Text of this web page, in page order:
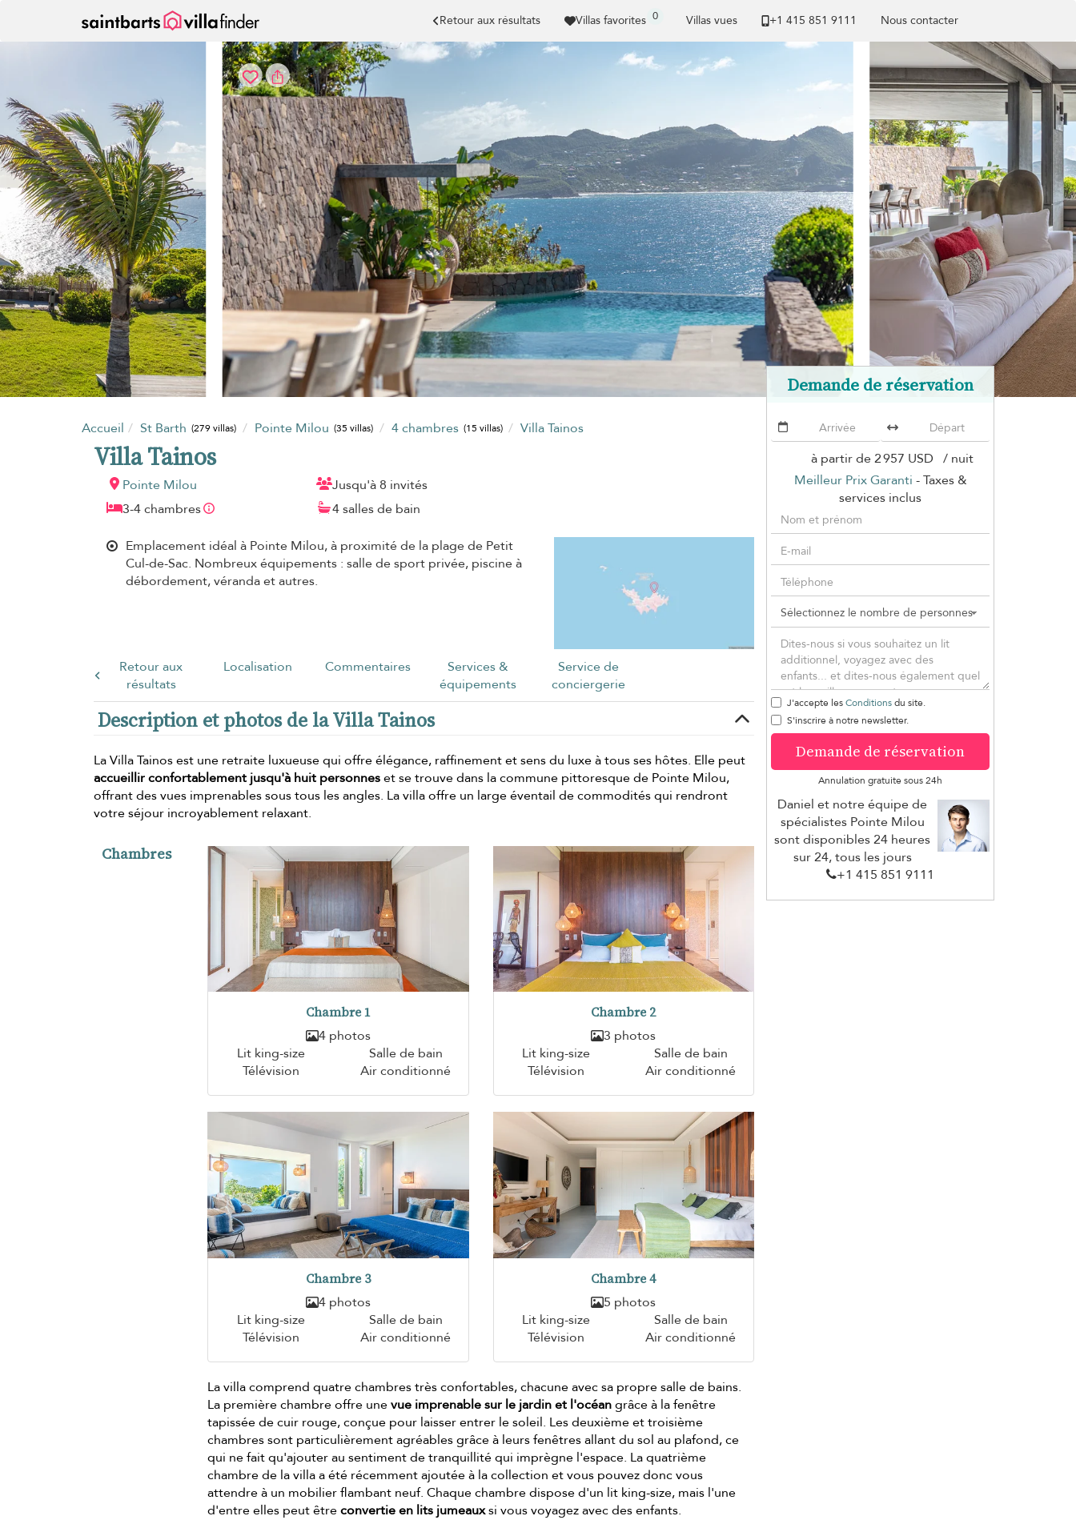
Retour aux résultats Villas favorites 0 Villas vues +1 ​415 851 9111 Nous contacter
Accueil St Barth (279 villas) Pointe Milou (35 villas) 4 chambres (15 villas) Villa Tainos
Villa Tainos
Pointe Milou
Jusqu'à 8 invités
3-4 chambres
4 salles de bain
Emplacement idéal à Pointe Milou, à proximité de la plage de Petit
Cul-de-Sac. Nombreux équipements : salle de sport privée, piscine à
débordement, véranda et autres.
Retour aux
résultats
Localisation Commentaires
Services &
équipements
Service de
conciergerie
Description et photos de la Villa Tainos
La Villa Tainos est une retraite luxueuse qui offre élégance, raffinement et sens du luxe à tous ses hôtes. Elle peut
accueillir confortablement jusqu'à huit personneset se trouve dans la commune pittoresque de Pointe Milou,
offrant des vues imprenables sous tous les angles. La villa offre un large éventail de commodités qui rendront
votre séjour incroyablement relaxant.
Chambres
Chambre 1
4 photos
Lit king-size
Salle de bain
Télévision
Air conditionné
Chambre 2
3 photos
Lit king-size
Salle de bain
Télévision
Air conditionné
Chambre 3
4 photos
Lit king-size
Salle de bain
Télévision
Air conditionné
Chambre 4
5 photos
Lit king-size
Salle de bain
Télévision
Air conditionné
La villa comprend quatre chambres très confortables, chacune avec sa propre salle de bains.
La première chambre offre unevue imprenable sur le jardin et l'océangrâce à la fenêtre
tapissée de cuir rouge, conçue pour laisser entrer le soleil. Les deuxième et troisième
chambres sont particulièrement agréables grâce à leurs fenêtres allant du sol au plafond, ce
qui ne fait qu'ajouter au sentiment de tranquillité qui imprègne l'espace. La quatrième
chambre de la villa a été récemment ajoutée à la collection et vous pouvez donc vous
attendre à un mobilier flambant neuf. Chaque chambre dispose d'un lit king-size, mais l'une
d'entre elles peut êtreconvertie en lits jumeauxsi vous voyagez avec des enfants.
Demande de réservation
à partir de2 957 USD / nuit
Meilleur Prix Garanti - Taxes &
services inclus
J'accepte lesConditionsdu site.
S'inscrire à notre newsletter.
Demande de réservation
Annulation gratuite sous 24h
Daniel et notre équipe de
spécialistes Pointe Milou
sont disponibles 24 heures
sur 24, tous les jours
+1 ​415 851 9111